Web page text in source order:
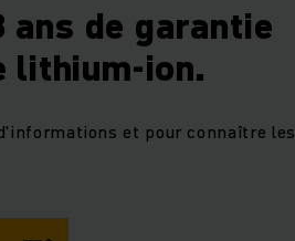
ans de garantie
lithium-ion.
et pour connaître les